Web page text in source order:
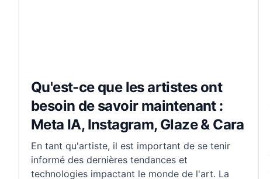
Qu'est-ce que les artistes ont
besoin de savoir maintenant :
Meta IA, Instagram, Glaze & Cara
En tant qu'artiste, il est important de se tenir
informé des dernières tendances et
technologies impactant le monde de l'art. La